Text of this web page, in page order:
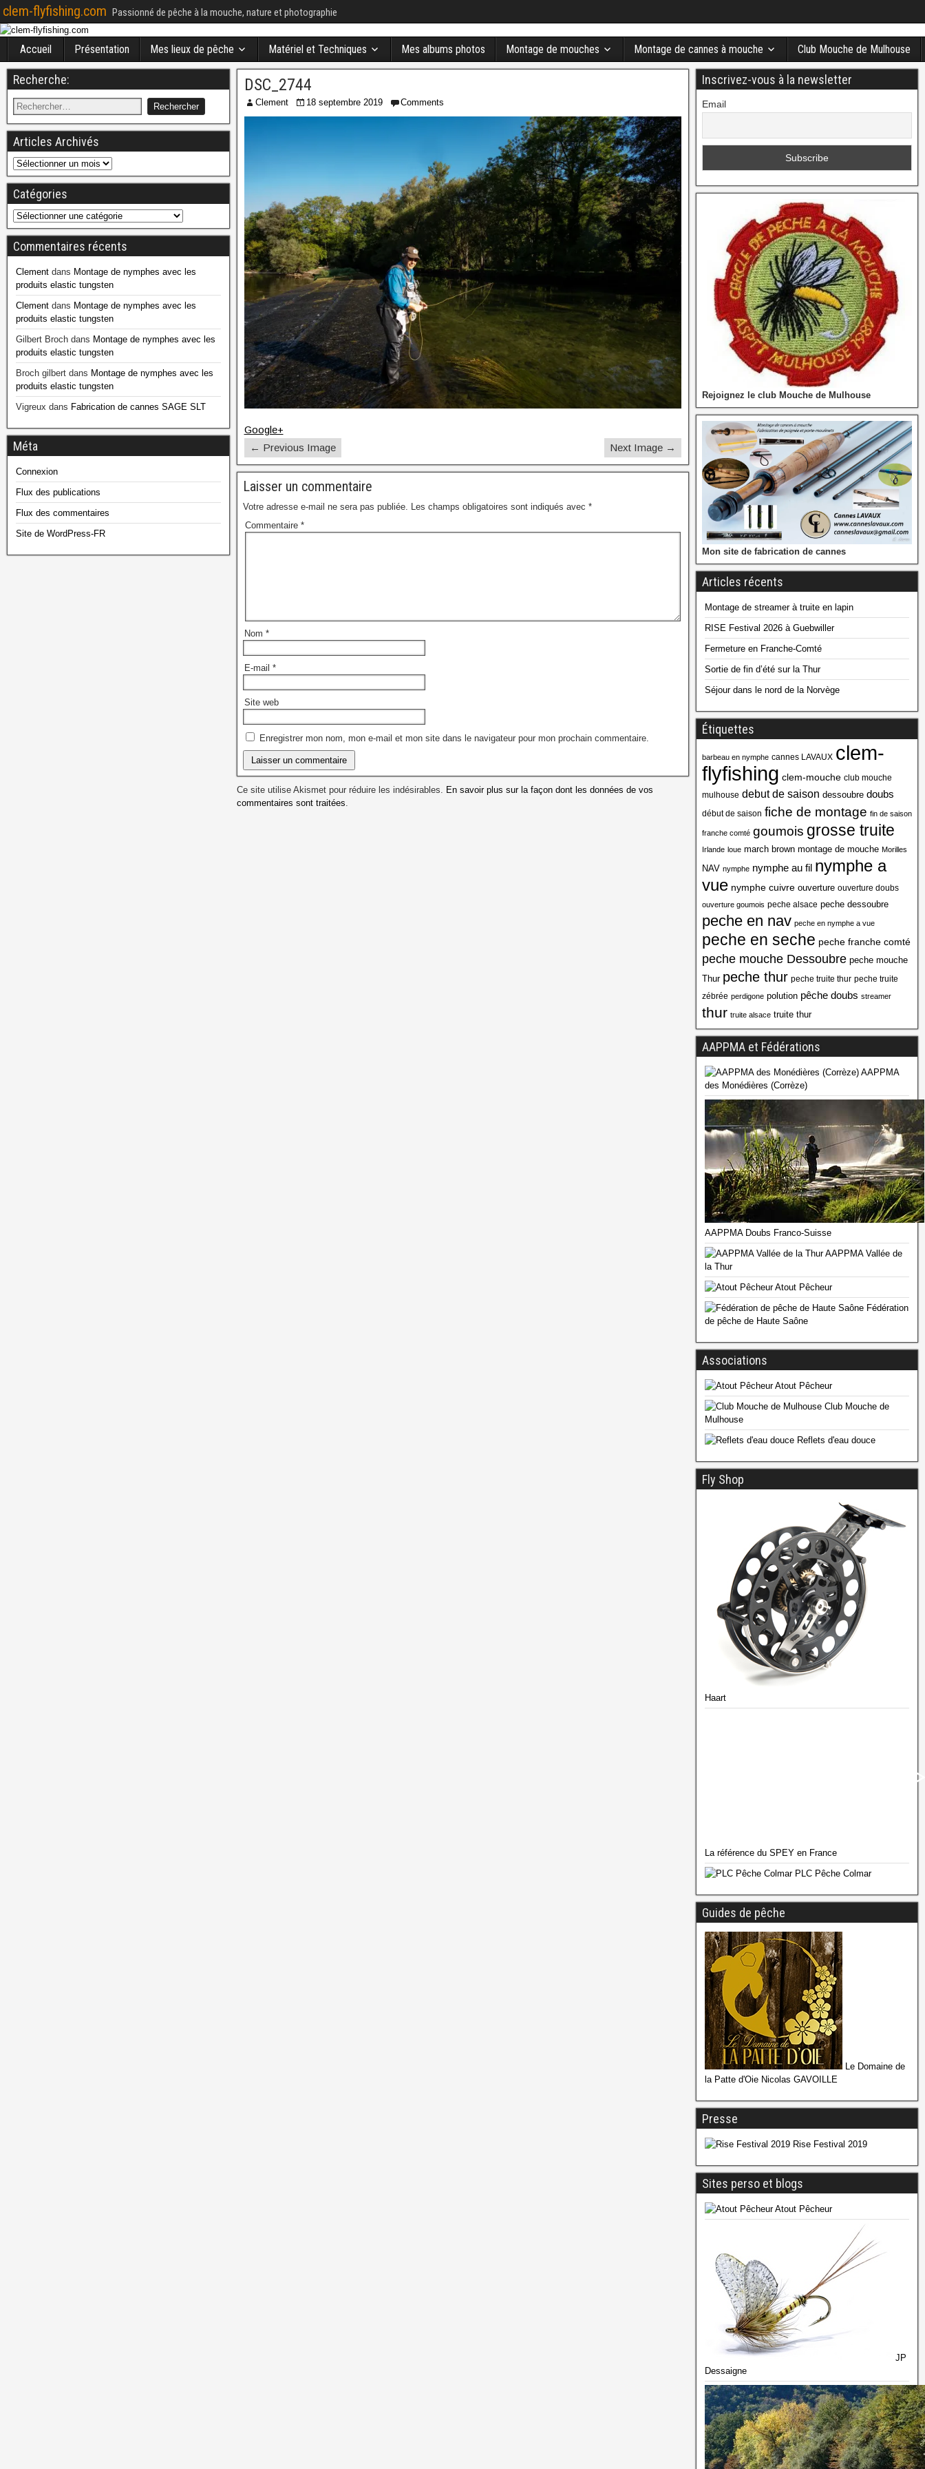
clem-flyfishing.com Passionné de pêche à la mouche, nature et photographie
Accueil Présentation Mes lieux de pêche Matériel et Techniques Mes albums photos Montage de mouches Montage de cannes à mouche Club Mouche de Mulhouse
DSC_2744
Clement 18 septembre 2019 Comments
Google+
← Previous Image
Next Image →
Laisser un commentaire
Votre adresse e-mail ne sera pas publiée. Les champs obligatoires sont indiqués avec *
Commentaire *
Nom *
E-mail *
Site web
Enregistrer mon nom, mon e-mail et mon site dans le navigateur pour mon prochain commentaire.
Ce site utilise Akismet pour réduire les indésirables. En savoir plus sur la façon dont les données de vos
commentaires sont traitées.
Recherche:
Articles Archivés
Catégories
Commentaires récents
Clement dans Montage de nymphes avec les
produits elastic tungsten
Clement dans Montage de nymphes avec les
produits elastic tungsten
Gilbert Broch dans Montage de nymphes avec les
produits elastic tungsten
Broch gilbert dans Montage de nymphes avec les
produits elastic tungsten
Vigreux dans Fabrication de cannes SAGE SLT
Méta
Connexion
Flux des publications
Flux des commentaires
Site de WordPress-FR
Inscrivez-vous à la newsletter
Email
Rejoignez le club Mouche de Mulhouse
Mon site de fabrication de cannes
Articles récents
Montage de streamer à truite en lapin
RISE Festival 2026 à Guebwiller
Fermeture en Franche-Comté
Sortie de fin d’été sur la Thur
Séjour dans le nord de la Norvège
Étiquettes
barbeau en nymphe cannes LAVAUX clem-
flyfishing clem-mouche club mouche
mulhouse debut de saison dessoubre doubs
début de saison fiche de montage fin de saison
franche comté goumois grosse truite
Irlande loue march brown montage de mouche Morilles
NAV nymphe nymphe au fil nymphe a
vue nymphe cuivre ouverture ouverture doubs
ouverture goumois peche alsace peche dessoubre
peche en nav peche en nymphe a vue
peche en seche peche franche comté
peche mouche Dessoubre peche mouche
Thur peche thur peche truite thur peche truite
zébrée perdigone polution pêche doubs streamer
thur truite alsace truite thur
AAPPMA et Fédérations
AAPPMA
des Monédières (Corrèze)
AAPPMA Doubs Franco-Suisse
AAPPMA Vallée de
la Thur
Atout Pêcheur
Fédération
de pêche de Haute Saône
Associations
Atout Pêcheur
Club Mouche de
Mulhouse
Reflets d'eau douce
Fly Shop
Haart
La référence du SPEY en France
PLC Pêche Colmar
Guides de pêche
Le Domaine de
la Patte d'Oie Nicolas GAVOILLE
Presse
Rise Festival 2019
Sites perso et blogs
Atout Pêcheur
JP
Dessaigne